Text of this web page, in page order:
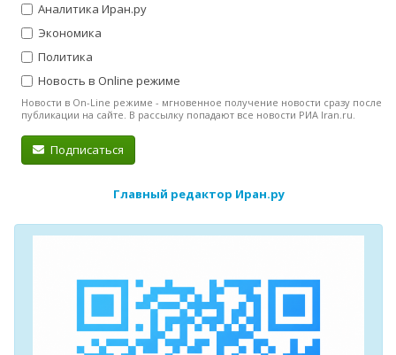
Аналитика Иран.ру
Экономика
Политика
Новость в Online режиме
Новости в On-Line режиме - мгновенное получение новости сразу после
публикации на сайте. В рассылку попадают все новости РИА Iran.ru.
Подписаться
Главный редактор Иран.ру